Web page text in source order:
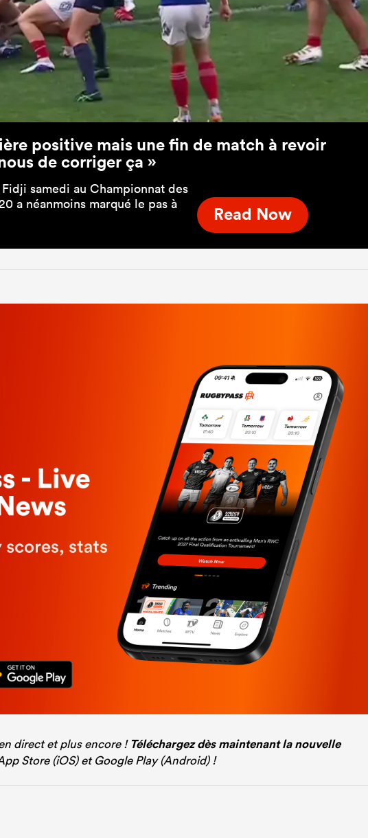
positive mais une fin de match à revoir
de corriger ça »
samedi au Championnat des
a néanmoins marqué le pas à
Read Now
direct et plus encore !Téléchargez dès maintenant la nouvelle
Store (iOS) et Google Play (Android) !